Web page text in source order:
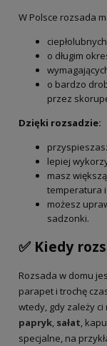
W Polsce rozsada
o długim
o bardzo
przez
Dzięki rozsadzie:
lepiej
masz
temperatura
możesz
sadzonki.
✅ Kiedy
Rozsada w domu
parapet i trochę
wtedy, gdy zależy
papryk, sałat,
specjalne, na